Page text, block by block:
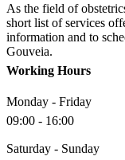
As the field of
short list of services
information and to
Gouveia.
Working Hours
Monday - Friday
09:00 - 16:00
Saturday - Sunday